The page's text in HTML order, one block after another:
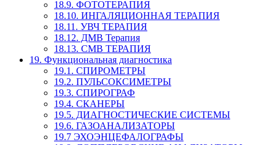
18.9. ФОТОТЕРАПИЯ
18.10. ИНГАЛЯЦИОННАЯ ТЕРАПИЯ
18.11. УВЧ ТЕРАПИЯ
18.12. ДМВ Терапия
18.13. СМВ ТЕРАПИЯ
19. Функциональная диагностика
19.1. СПИРОМЕТРЫ
19.2. ПУЛЬСОКСИМЕТРЫ
19.3. СПИРОГРАФ
19.4. СКАНЕРЫ
19.5. ДИАГНОСТИЧЕСКИЕ СИСТЕМЫ
19.6. ГАЗОАНАЛИЗАТОРЫ
19.7 ЭХОЭНЦЕФАЛОГРАФЫ